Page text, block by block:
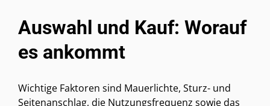
Auswahl und Kauf: Worauf
es ankommt
Wichtige Faktoren sind Mauerlichte, Sturz- und
Seitenanschlag, die Nutzungsfrequenz sowie das